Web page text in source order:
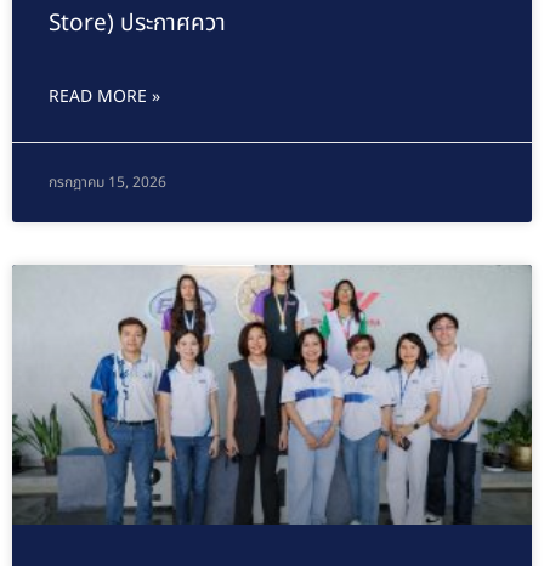
Store) ประกาศควา
READ MORE »
กรกฎาคม 15, 2026